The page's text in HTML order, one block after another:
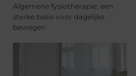
Algemene fysiotherapie: een
sterke basis voor dagelijks
bewegen